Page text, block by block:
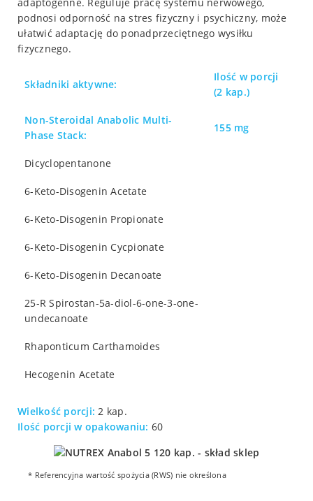
podnosi odporność na stres fizyczny i psychiczny, może
ułatwić adaptację do ponadprzeciętnego wysiłku
fizycznego.
Składniki aktywne:
Ilość w porcji
(2 kap.)
Non-Steroidal Anabolic Multi-
Phase Stack:
155 mg
Dicyclopentanone
6-Keto-Disogenin Acetate
6-Keto-Disogenin Propionate
6-Keto-Disogenin Cycpionate
6-Keto-Disogenin Decanoate
25-R Spirostan-5a-diol-6-one-3-one-
undecanoate
Rhaponticum Carthamoides
Hecogenin Acetate
Wielkość porcji: 2 kap.
Ilość porcji w opakowaniu: 60
* Referencyjna wartość spożycia (RWS) nie określona